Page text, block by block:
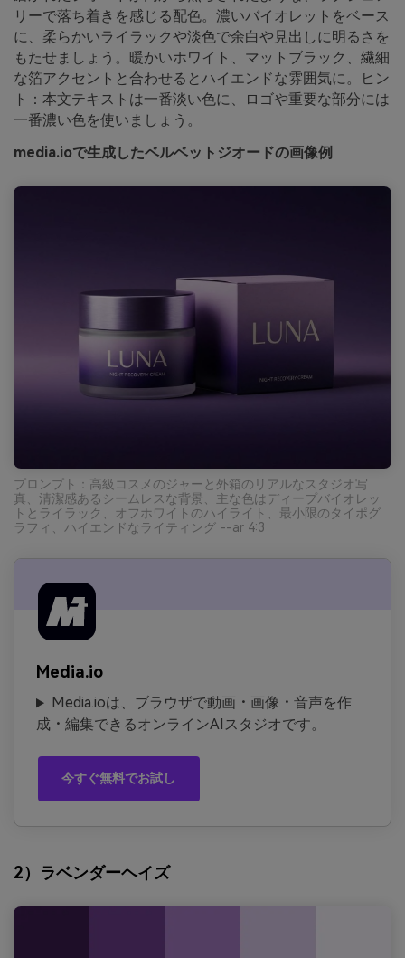
リーで落ち着きを感じる配色。濃いバイオレットをベース
に、柔らかいライラックや淡色で余白や見出しに明るさを
もたせましょう。暖かいホワイト、マットブラック、繊細
な箔アクセントと合わせるとハイエンドな雰囲気に。ヒン
ト：本文テキストは一番淡い色に、ロゴや重要な部分には
一番濃い色を使いましょう。
media.ioで生成したベルベットジオードの画像例
プロンプト：高級コスメのジャーと外箱のリアルなスタジオ写
真、清潔感あるシームレスな背景、主な色はディープバイオレッ
トとライラック、オフホワイトのハイライト、最小限のタイポグ
ラフィ、ハイエンドなライティング --ar 4:3
Media.io
Media.ioは、ブラウザで動画・画像・音声を作
成・編集できるオンラインAIスタジオです。
今すぐ無料でお試し
2）ラベンダーヘイズ